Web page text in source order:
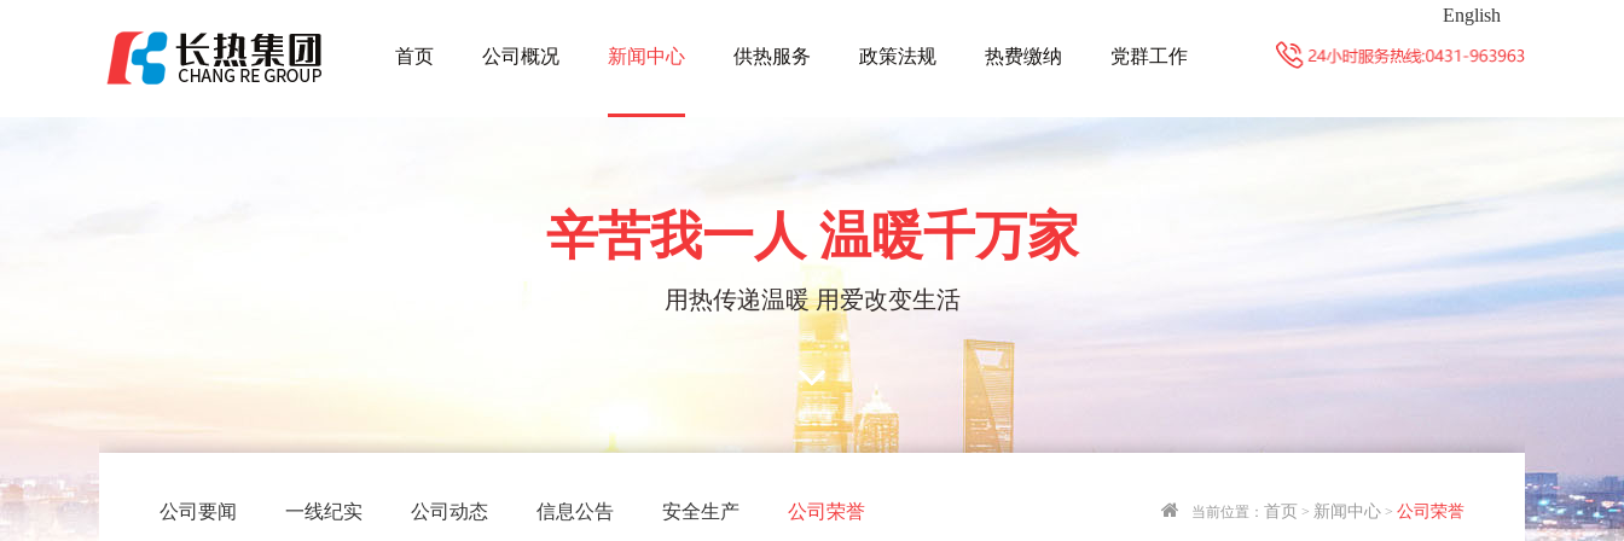
首页 公司概况 新闻中心 供热服务 政策法规 热费缴纳 党群工作
English
辛苦我一人 温暖千万家
用热传递温暖 用爱改变生活
公司要闻 一线纪实 公司动态 信息公告 安全生产 公司荣誉 当前位置： 首页 > 新闻中心 > 公司荣誉